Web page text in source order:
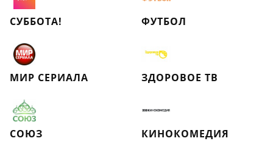
СУББОТА! ФУТБОЛ
МИР СЕРИАЛА ЗДОРОВОЕ ТВ
СОЮЗ КИНОКОМЕДИЯ